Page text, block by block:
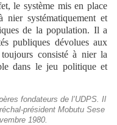
le système mis en place
systématiquement et
de la population. Il a
publiques dévolues aux
consisté à nier la
dans le jeu politique et
fondateurs de l’UDPS. Il
président Mobutu Sese
1980.